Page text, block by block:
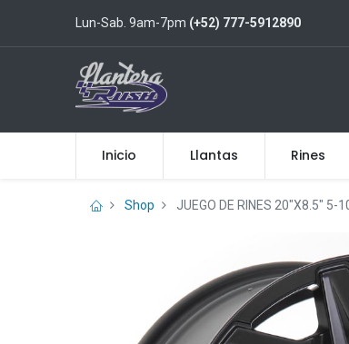
Lun-Sab. 9am-7pm (+52) 777-5912890
Inicio Llantas Rines
Shop JUEGO DE RINES 20"X8.5" 5-